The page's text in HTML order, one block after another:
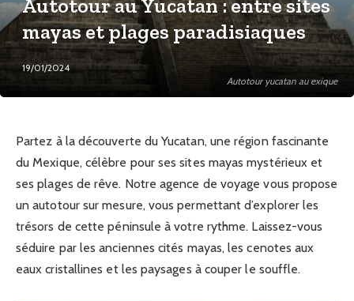
Autotour yucatan au exique
Autotour au Yucatan : entre sites
mayas et plages paradisiaques
19/01/2024
Partez à la découverte du Yucatan, une région fascinante
du Mexique, célèbre pour ses sites mayas mystérieux et
ses plages de rêve. Notre agence de voyage vous propose
un autotour sur mesure, vous permettant d’explorer les
trésors de cette péninsule à votre rythme. Laissez-vous
séduire par les anciennes cités mayas, les cenotes aux
eaux cristallines et les paysages à couper le souffle.